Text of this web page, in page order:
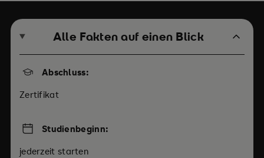
Alle Fakten auf einen Blick
Abschluss:
Zertifikat
Studienbeginn:
jederzeit starten